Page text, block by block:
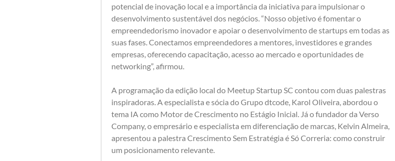
potencial de inovação local e a importância da iniciativa para impulsionar o
desenvolvimento sustentável dos negócios. “Nosso objetivo é fomentar o
empreendedorismo inovador e apoiar o desenvolvimento de startups em todas as
suas fases. Conectamos empreendedores a mentores, investidores e grandes
empresas, oferecendo capacitação, acesso ao mercado e oportunidades de
networking”, afirmou.
A programação da edição local do Meetup Startup SC contou com duas palestras
inspiradoras. A especialista e sócia do Grupo dtcode, Karol Oliveira, abordou o
tema IA como Motor de Crescimento no Estágio Inicial. Já o fundador da Verso
Company, o empresário e especialista em diferenciação de marcas, Kelvin Almeira,
apresentou a palestra Crescimento Sem Estratégia é Só Correria: como construir
um posicionamento relevante.